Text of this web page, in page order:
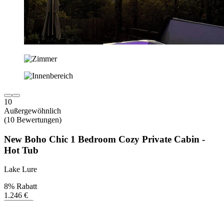
10
Außergewöhnlich
(10 Bewertungen)
New Boho Chic 1 Bedroom Cozy Private Cabin -
Hot Tub
Lake Lure
8% Rabatt
1.246 €